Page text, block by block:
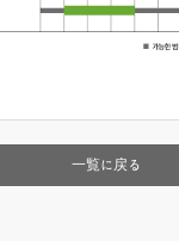
一覧に戻る